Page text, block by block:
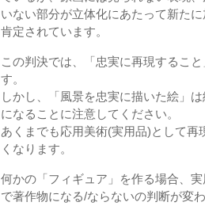
いない部分が立体化にあたって新た
肯定されています。
この判決では、「忠実に再現するこ
す。
しかし、「風景を忠実に描いた絵」
になることに注意してください。
あくまでも応用美術(実用品)として再
くなります。
何かの「フィギュア」を作る場合、
で著作物になる/ならないの判断が変